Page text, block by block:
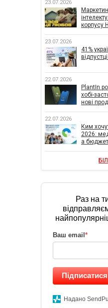
23.07.2026
корпусу
23.07.2026
41%
22.07.2026
PlantIn
хобі-
нові
22.07.2026
Ким
2026:
а
Раз на
Ваш email *
Підписатися
Надано